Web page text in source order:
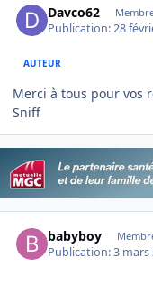
Davco62
Publication:28
AUTEUR
Merci à tous pour vos
Sniff
babyboy
Publication:3 mars